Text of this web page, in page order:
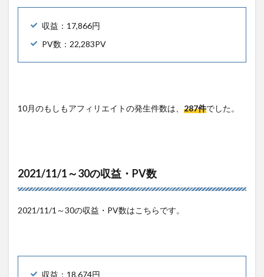
収益：17,866円
PV数：22,283PV
10月のもしもアフィリエイトの発生件数は、 287件でした。
2021/11/1～30の収益・PV数
2021/11/1～30の収益・PV数はこちらです。
収益：18,674円